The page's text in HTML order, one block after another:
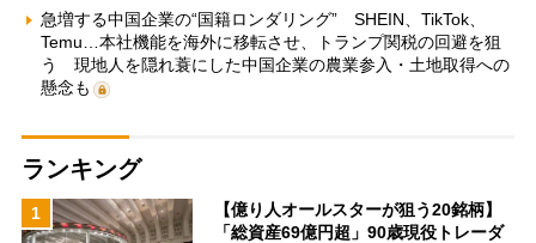
急増する中国企業の“国籍ロンダリング” SHEIN、TikTok、
Temu…本社機能を海外に移転させ、トランプ関税の回避を狙
う 現地人を隠れ蓑にした中国企業の農業参入・土地取得への
懸念も
ランキング
1
【億り人オールスターが狙う20銘柄】
「総資産69億円超」90歳現役トレーダ